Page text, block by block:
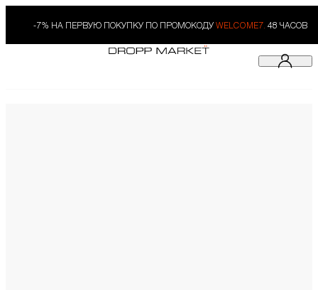
-7% НА ПЕРВУЮ ПОКУПКУ ПО ПРОМОКОДУ WELCOME7. 48 ЧАСОВ